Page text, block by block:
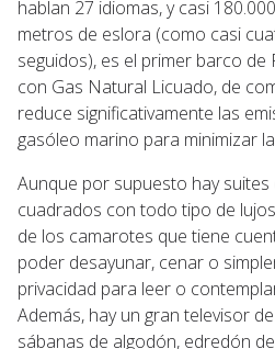
hablan 27 idiomas, y casi
metros de eslora (como casi
seguidos), es el primer barco de
con Gas Natural Licuado, de
reduce significativamente las
gasóleo marino para minimizar
Aunque por supuesto hay
cuadrados con todo tipo de
de los camarotes que tiene
poder desayunar, cenar o
privacidad para leer o
Además, hay un gran televisor
sábanas de algodón, edredón